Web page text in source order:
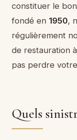
constituer le bon
fondé en 1950,
régulièrement
de restauration
pas perdre
Quels